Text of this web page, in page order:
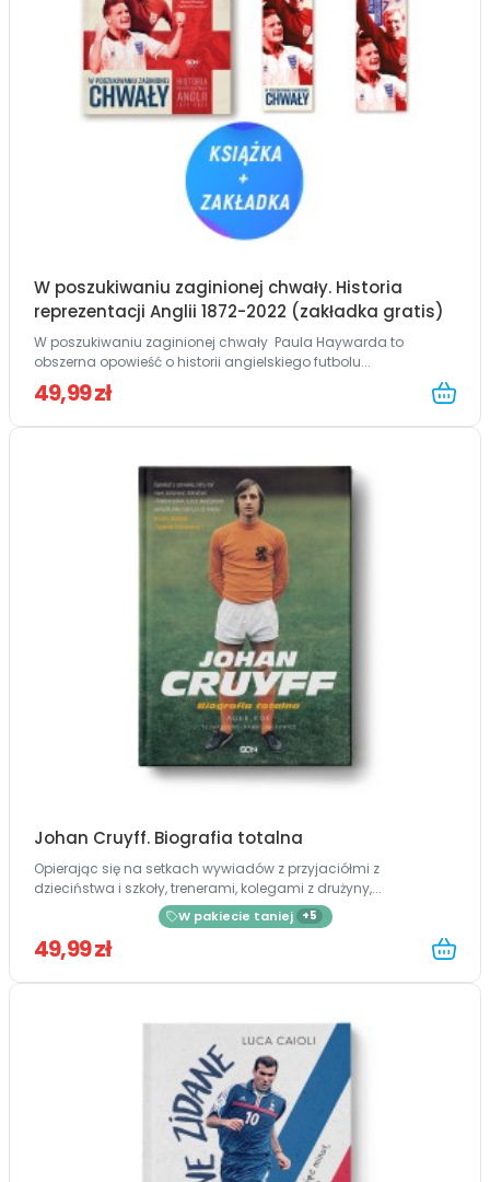
W poszukiwaniu zaginionej chwały. Historia
reprezentacji Anglii 1872-2022 (zakładka gratis)
W poszukiwaniu zaginionej chwały Paula Haywarda to
obszerna opowieść o historii angielskiego futbolu...
49,99 zł
Johan Cruyff. Biografia totalna
Opierając się na setkach wywiadów z przyjaciółmi z
dzieciństwa i szkoły, trenerami, kolegami z drużyny,...
W pakiecie taniej +5
49,99 zł